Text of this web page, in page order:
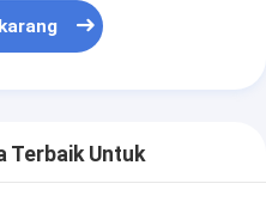
Terbaik Untuk